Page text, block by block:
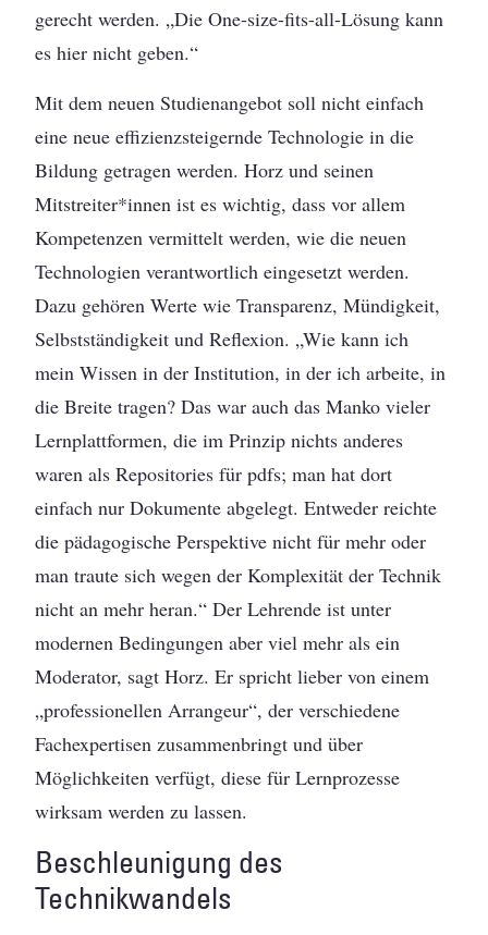
gerecht werden. „Die One-size-fits-all-Lösung kann
es hier nicht geben.“
Mit dem neuen Studienangebot soll nicht einfach
eine neue effizienzsteigernde Technologie in die
Bildung getragen werden. Horz und seinen
Mitstreiter*innen ist es wichtig, dass vor allem
Kompetenzen vermittelt werden, wie die neuen
Technologien verantwortlich eingesetzt werden.
Dazu gehören Werte wie Transparenz, Mündigkeit,
Selbstständigkeit und Reflexion. „Wie kann ich
mein Wissen in der Institution, in der ich arbeite, in
die Breite tragen? Das war auch das Manko vieler
Lernplattformen, die im Prinzip nichts anderes
waren als Repositories für pdfs; man hat dort
einfach nur Dokumente abgelegt. Entweder reichte
die pädagogische Perspektive nicht für mehr oder
man traute sich wegen der Komplexität der Technik
nicht an mehr heran.“ Der Lehrende ist unter
modernen Bedingungen aber viel mehr als ein
Moderator, sagt Horz. Er spricht lieber von einem
„professionellen Arrangeur“, der verschiedene
Fachexpertisen zusammenbringt und über
Möglichkeiten verfügt, diese für Lernprozesse
wirksam werden zu lassen.
Beschleunigung des
Technikwandels